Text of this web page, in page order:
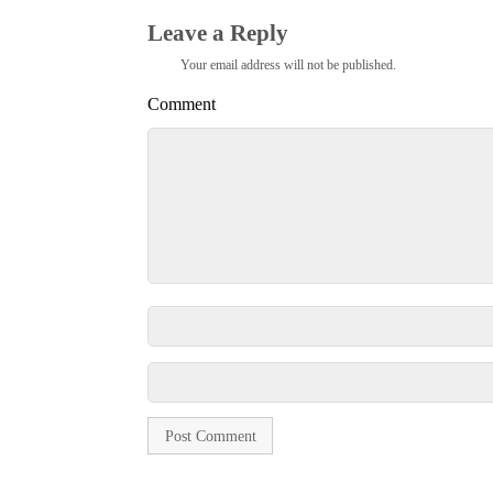
Leave a Reply
Your email address will not be published.
Comment